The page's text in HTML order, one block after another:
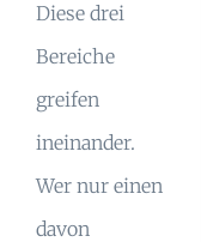
Diese drei
Bereiche
greifen
ineinander.
Wer nur einen
davon